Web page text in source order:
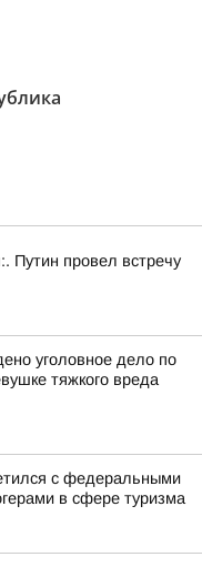
Путин провел встречу
уголовное дело по
тяжкого вреда
с федеральными
в сфере туризма